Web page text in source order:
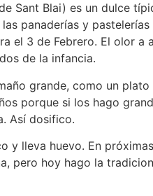
Sant Blai) es un dulce
panaderías y
el 3 de Febrero. El olor a
de la infancia.
grande, como un
porque si los hago
Así dosifico.
y lleva huevo. En
pero hoy hago la